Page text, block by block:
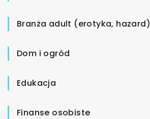
Branża adult (erotyka, hazard)
Dom i ogród
Edukacja
Finanse osobiste